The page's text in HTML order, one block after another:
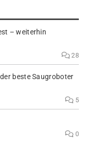
– weiterhin
28
beste Saugroboter
5
0